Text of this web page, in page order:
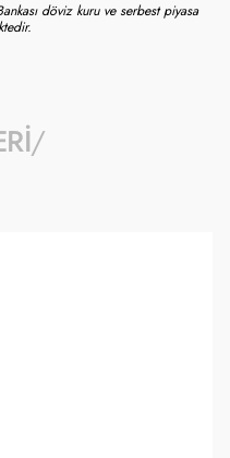
döviz kuru ve serbest piyasa